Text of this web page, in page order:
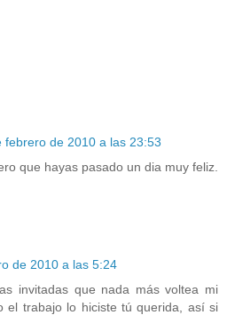
febrero de 2010 a las 23:53
que hayas pasado un dia muy feliz.
de 2010 a las 5:24
invitadas que nada más voltea mi
el trabajo lo hiciste tú querida, así si